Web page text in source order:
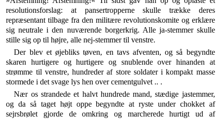
resolutionsforslag: at pansertropperne skulle trække deres
repræsentant tilbage fra den militære revolutionskomite og erklære
sig neutrale i den nuvæ­rende borgerkrig. Alle ja-stemmer skulle
stille sig op til højre, alle nej-stemmer til venstre.
Der blev et øjebliks tøven, en tavs afventen, og så begyndte
skaren hurtigere og hurtigere og snublende over hinanden at
strømme til venstre, hundreder af store soldater i kompakt masse
stormede i det svage lys hen over cementgulvet .. .
Nær os strandede et halvt hundrede mand, stædige ja­stemmer,
og da så taget højt oppe begyndte at ryste un­der chokket af
sejrsbrølet gjorde de omkring og mar­cherede hurtigt ud af